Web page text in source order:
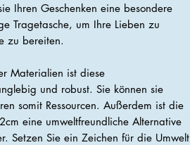
Ihren Geschenken eine besondere
Tragetasche, um Ihre Lieben zu
zu bereiten.
Materialien ist diese
und robust. Sie können sie
somit Ressourcen. Außerdem ist die
eine umweltfreundliche Alternative
Setzen Sie ein Zeichen für die Umwelt